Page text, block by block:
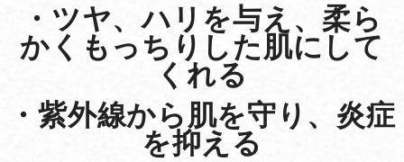
・ツヤ、ハリを与え、柔ら
かくもっちりした肌にして
くれる
・紫外線から肌を守り、炎症
を抑える